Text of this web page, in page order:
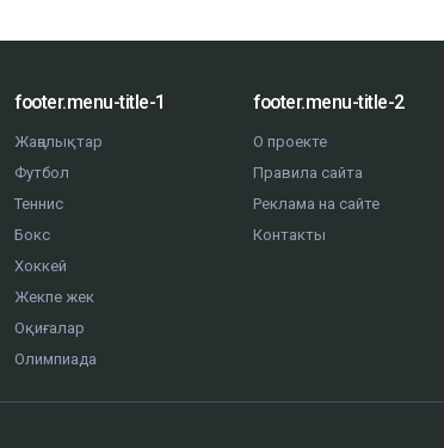
footer.menu-title-1
Жаңалықтар
Футбол
Теннис
Бокс
Хоккей
Жекпе жек
Оқиғалар
Олимпиада
footer.menu-title-2
О проекте
Правила сайта
Реклама на сайте
Контакты